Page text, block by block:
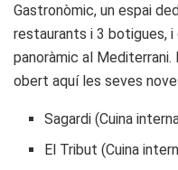
Gastronòmic, un espai
restaurants i 3 botigues,
panoràmic al
obert aquí les seves
Sagardi (Cuina
El Tribut (Cuina